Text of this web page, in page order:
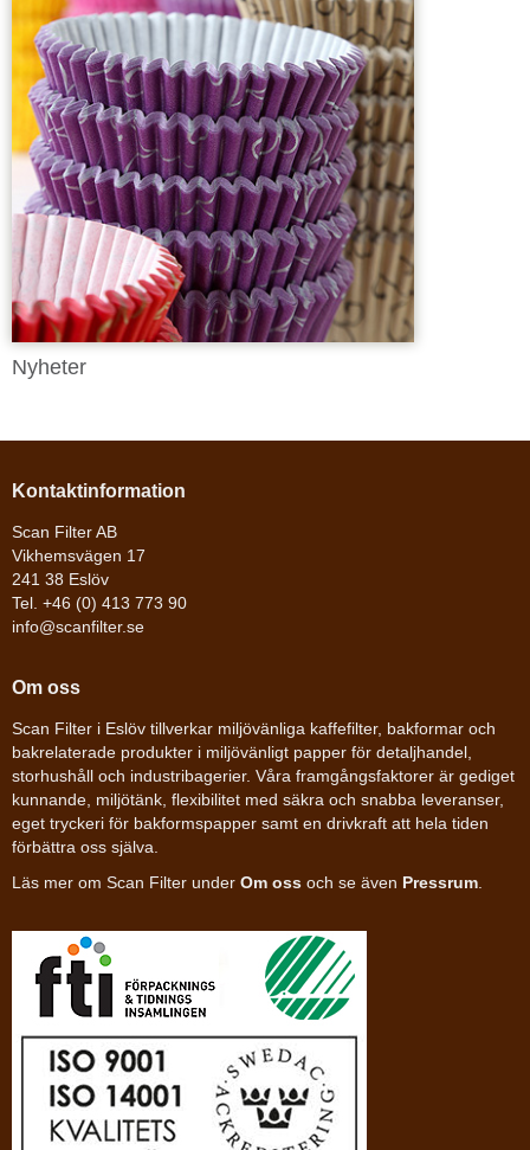
Nyheter
Kontaktinformation
Scan Filter AB
Vikhemsvägen 17
241 38 Eslöv
Tel. +46 (0) 413 773 90
info@scanfilter.se
Om oss
Scan Filter i Eslöv tillverkar miljövänliga kaffefilter, bakformar och
bakrelaterade produkter i miljövänligt papper för detaljhandel,
storhushåll och industribagerier. Våra framgångsfaktorer är gediget
kunnande, miljötänk, flexibilitet med säkra och snabba leveranser,
eget tryckeri för bakformspapper samt en drivkraft att hela tiden
förbättra oss själva.
Läs mer om Scan Filter under Om oss och se även Pressrum.